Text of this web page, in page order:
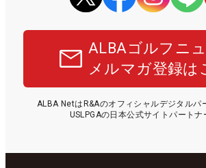
ALBAゴルフニ
メルマガ登録は
ALBA NetはR&Aのオフィシャルデジタルパ
USLPGAの日本公式サイトパートナ